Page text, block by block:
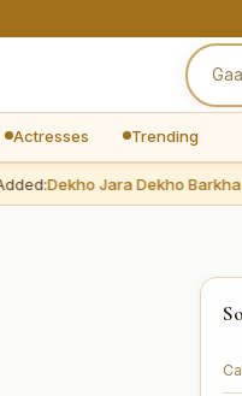
Actresses Trending
Dekho Jara Dekho Barkha Ki